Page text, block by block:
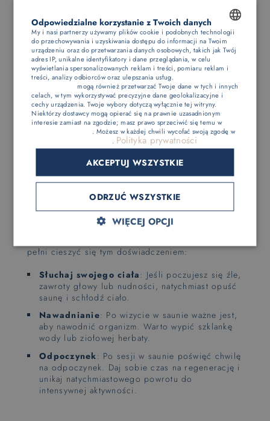
Strój: W saunie obowiązuje nagość, ale wiele
osób czuje się bardziej komfortowo, używając
ręcznika lub specjalnego pareo. Ważne, aby
unikać materiałów syntetycznych, które mogą
podrażniać skórę.
Czas pobytu: Zalecany czas spędzony w saunie
to około 8-15 minut. Po tym czasie warto zrobić
przerwę i schłodzić ciało, np. korzystając z
chłodnego prysznica lub kąpieli w basenie.
Praktyczne porady dla
początkujących
Jeśli jesteś nowicjuszem w korzystaniu z sauny, oto
pełni cieszyć się tym doświadczeniem:
Słuchaj swojego ciała: Jeśli poczujesz się źle,
zawroty głowy lub nudności, natychmiast opuść
saunę i schłodź ciało.
Nawadnianie: Po wizycie w saunie ważne jest,
aby nawodnić organizm. Warto wypić szklankę
wody lub ziołowej herbaty.
Odpoczynek: Po sesji w saunie poświęć chwilę
na odpoczynek. Daj sobie czas na regenerację i
unikaj natychmiastowego powrotu do
intensywnej aktywności.
POLISH
ENGLISH
GERMAN
CZECH
Odpowiedzialne korzystanie z Twoich danych
My i nasi partnerzy używamy plików cookie i podobnych technologii
do przechowywania i uzyskiwania dostępu do informacji na Twoim
urządzeniu oraz do przetwarzania danych osobowych, takich jak Twój
adres IP, unikalne identyfikatory i dane przeglądania, w celu
wyświetlania spersonalizowanych reklam i treści, pomiaru reklam i
treści, analizy odbiorców oraz ulepszania usług.
mogą również przetwarzać Twoje dane w tych i innych
celach, w tym wykorzystywać precyzyjne dane geolokalizacyjne i
cechy urządzenia. Twoje wybory dotyczą wyłącznie tej witryny.
Niektórzy dostawcy mogą opierać się na prawnie uzasadnionym
interesie zamiast na zgodzie; masz prawo sprzeciwić się temu w
. Możesz w każdej chwili wycofać swoją zgodę w
. Polityka prywatności
AKCEPTUJ WSZYSTKIE
ODRZUĆ WSZYSTKIE
WIĘCEJ OPCJI